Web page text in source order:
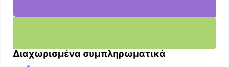
Διαχωρισμένα συμπληρωματικά